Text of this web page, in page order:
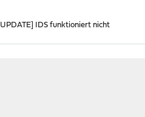
[UPDATE] IDS funktioniert nicht